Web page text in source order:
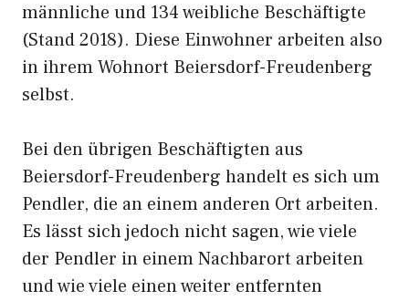
männliche und 134 weibliche Beschäftigte
(Stand 2018). Diese Einwohner arbeiten also
in ihrem Wohnort Beiersdorf-Freudenberg
selbst.
Bei den übrigen Beschäftigten aus
Beiersdorf-Freudenberg handelt es sich um
Pendler, die an einem anderen Ort arbeiten.
Es lässt sich jedoch nicht sagen, wie viele
der Pendler in einem Nachbarort arbeiten
und wie viele einen weiter entfernten